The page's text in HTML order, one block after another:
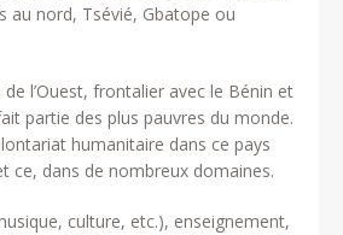
au nord, Tsévié, Gbatope ou
de l’Ouest, frontalier avec le Bénin et
partie des plus pauvres du monde.
humanitaire dans ce pays
ce, dans de nombreux domaines.
culture, etc.), enseignement,